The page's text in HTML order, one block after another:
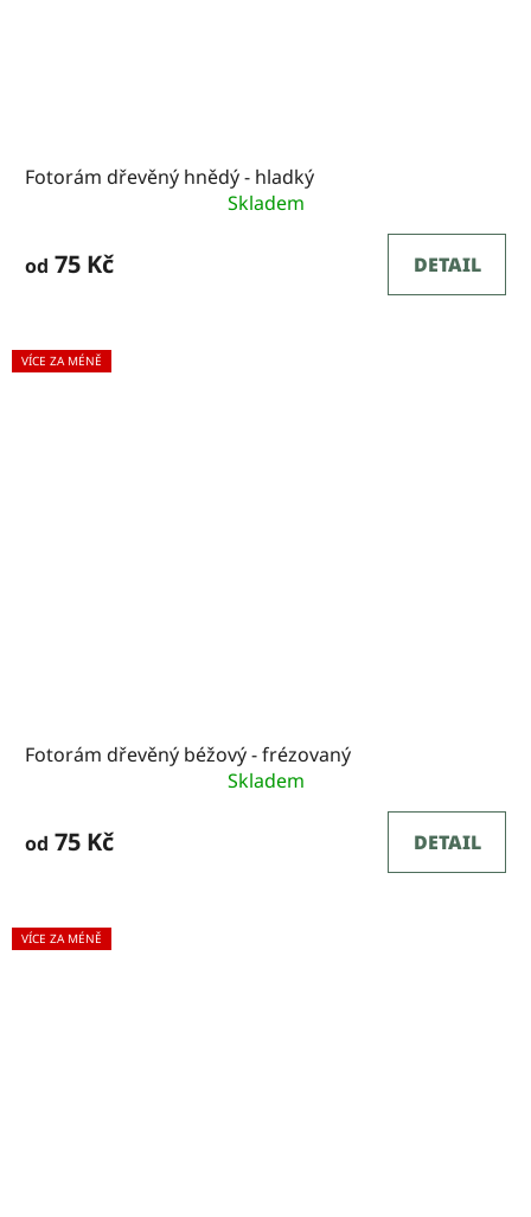
Fotorám dřevěný hnědý - hladký
Skladem
od 75 Kč DETAIL
VÍCE ZA MÉNĚ
Fotorám dřevěný béžový - frézovaný
Skladem
od 75 Kč DETAIL
VÍCE ZA MÉNĚ